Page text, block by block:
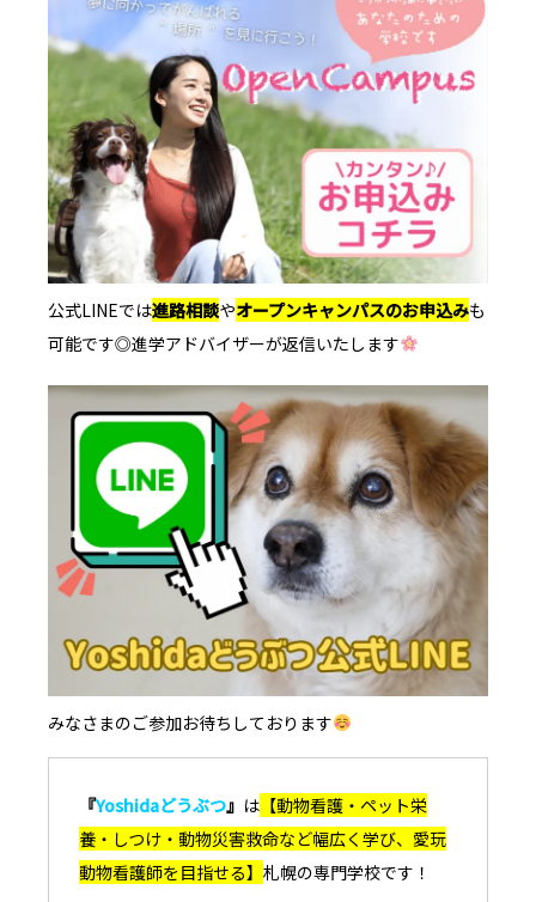
公式LINEでは進路相談やオープンキャンパスのお申込みも
可能です◎進学アドバイザーが返信いたします
みなさまのご参加お待ちしております
『Yoshidaどうぶつ』 は 【動物看護・ペット栄
養・しつけ・動物災害救命など幅広く学び、愛玩
動物看護師を目指せる】 札幌の専門学校です！